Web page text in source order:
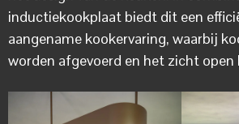
inductiekookplaat biedt dit een
aangename kookervaring, waarbij
worden afgevoerd en het zicht